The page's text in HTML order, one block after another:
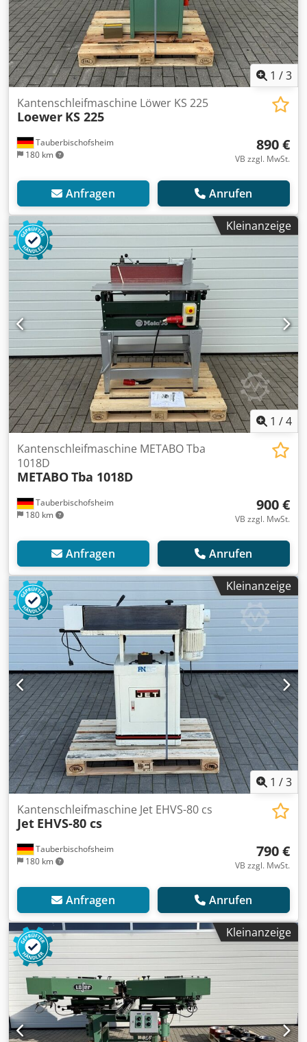
1 /3
Tauberbischofsheim
180 km
Kantenschleifmaschine Löwer KS 225
Loewer KS 225
890 €
VB zzgl. MwSt.
Anfragen Anrufen
Kleinanzeige
1 /4
Tauberbischofsheim
180 km
Kantenschleifmaschine METABO Tba
1018D
METABOTba 1018D
900 €
VB zzgl. MwSt.
Anfragen Anrufen
Kleinanzeige
1 /3
Tauberbischofsheim
180 km
Kantenschleifmaschine Jet EHVS-80 cs
Jet EHVS-80 cs
790 €
VB zzgl. MwSt.
Anfragen Anrufen
Kleinanzeige